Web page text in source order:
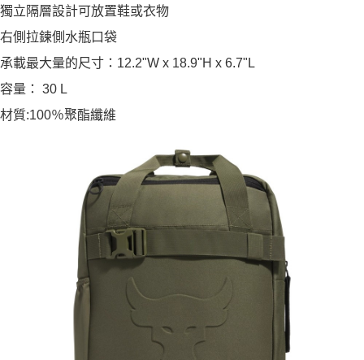
獨立隔層設計可放置鞋或衣物
右側拉鍊側水瓶口袋
承載最大量的尺寸：12.2"W x 18.9"H x 6.7"L
容量： 30 L
材質:100％聚酯纖維